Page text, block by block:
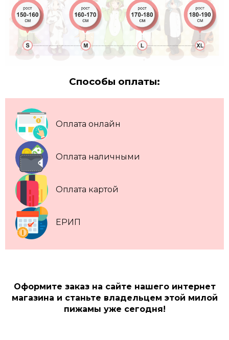
Способы оплаты:
Оплата онлайн
Оплата наличными
Оплата картой
ЕРИП
Оформите заказ на сайте нашего интернет
магазина и станьте владельцем этой милой
пижамы уже сегодня!